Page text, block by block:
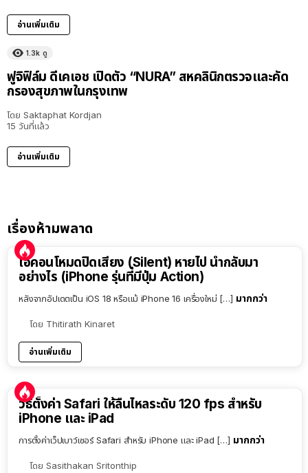
อ่านเพิ่มเติม
1.3k ดู
ฟูจิฟิล์ม ดีเคเอช เปิดตัว “NURA” สหคลินิกตรวจและคัด
กรองสุขภาพในกรุงเทพ
โดย Saktaphat Kordjan
15 วันที่แล้ว
อ่านเพิ่มเติม
เรื่องห้ามพลาด
ไอคอนโหมดปิดเสียง (Silent) หายไป นำกลับมา
อย่างไร (iPhone รุ่นที่มีปุ่ม Action)
หลังจากอัปเดตเป็น iOS 18 หรือแม้ iPhone 16 เครื่องใหม่ […] มากกว่า
โดย Thitirath Kinaret
อ่านเพิ่มเติม
วิธีตั้งค่า Safari ให้ลื่นไหลระดับ 120 fps สำหรับ
iPhone และ iPad
การตั้งค่าเว็ปเบาว์เซอร์ Safari สำหรับ iPhone และ iPad […] มากกว่า
โดย Sasithakan Sritonthip